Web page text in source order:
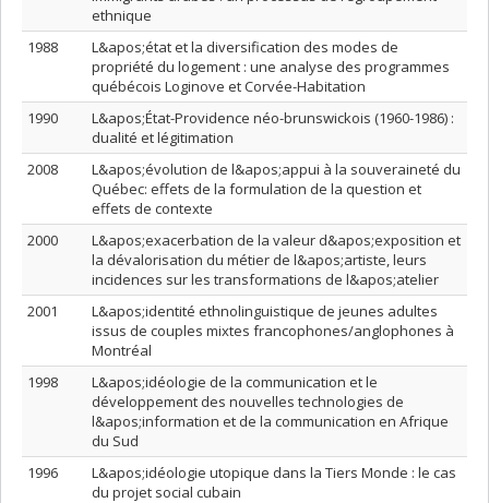
ethnique
1988
L&apos;état et la diversification des modes de
propriété du logement : une analyse des programmes
québécois Loginove et Corvée-Habitation
1990
L&apos;État-Providence néo-brunswickois (1960-1986) :
dualité et légitimation
2008
L&apos;évolution de l&apos;appui à la souveraineté du
Québec: effets de la formulation de la question et
effets de contexte
2000
L&apos;exacerbation de la valeur d&apos;exposition et
la dévalorisation du métier de l&apos;artiste, leurs
incidences sur les transformations de l&apos;atelier
2001
L&apos;identité ethnolinguistique de jeunes adultes
issus de couples mixtes francophones/anglophones à
Montréal
1998
L&apos;idéologie de la communication et le
développement des nouvelles technologies de
l&apos;information et de la communication en Afrique
du Sud
1996
L&apos;idéologie utopique dans la Tiers Monde : le cas
du projet social cubain